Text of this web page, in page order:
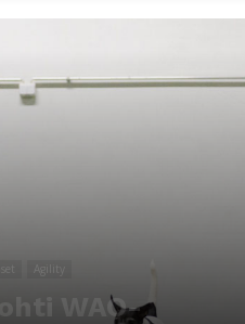
WAO-